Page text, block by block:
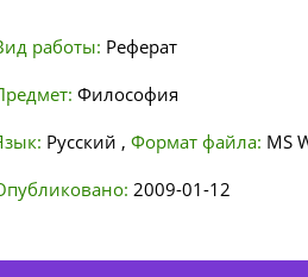
работы: Реферат
Философия
Русский , Формат файла: MS
2009-01-12